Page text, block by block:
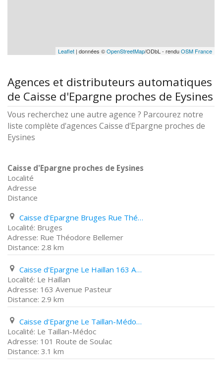
Leaflet | données ©OpenStreetMap/ODbL - renduOSM France
Agences et distributeurs automatiques
de Caisse d'Epargne proches de Eysines
Vous recherchez une autre agence ? Parcourez notre
liste complète d'agences Caisse d'Epargne proches de
Eysines
Caisse d'Epargne proches de Eysines
Localité
Adresse
Distance
Caisse d'Epargne Bruges Rue Théodore Bellemer
Bruges
Rue Théodore Bellemer
2.8 km
Caisse d'Epargne Le Haillan 163 Avenue Pasteur
Le Haillan
163 Avenue Pasteur
2.9 km
Caisse d'Epargne Le Taillan-Médoc 101 Route de Soulac
Le Taillan-Médoc
101 Route de Soulac
3.1 km